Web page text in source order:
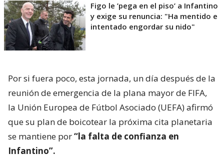
Figo le ’pega en el piso’ a Infantino
y exige su renuncia: "Ha mentido e
intentado engordar su nido"
Por si fuera poco, esta jornada, un día después de la
reunión de emergencia de la plana mayor de FIFA,
la Unión Europea de Fútbol Asociado (UEFA) afirmó
que su plan de boicotear la próxima cita planetaria
se mantiene por“la falta de confianza en
Infantino”.